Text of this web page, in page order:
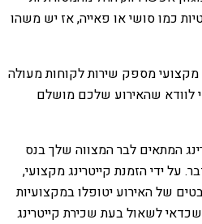
כמו סושי או פאייה, אז יש משהו
מקצועי מספק שירות לקוחות מעולה
לוודא שהאירוע שלכם מושלם
המתאים לבר המצווה שלך בנס
על ידי הזמנת קייטרינג מקצועי,
של האירוע יטופלו במקצועיות
לשאול בעת שכירת קייטרינג